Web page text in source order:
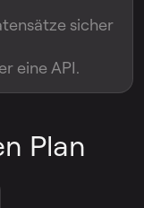
sicher
eine API.
Plan